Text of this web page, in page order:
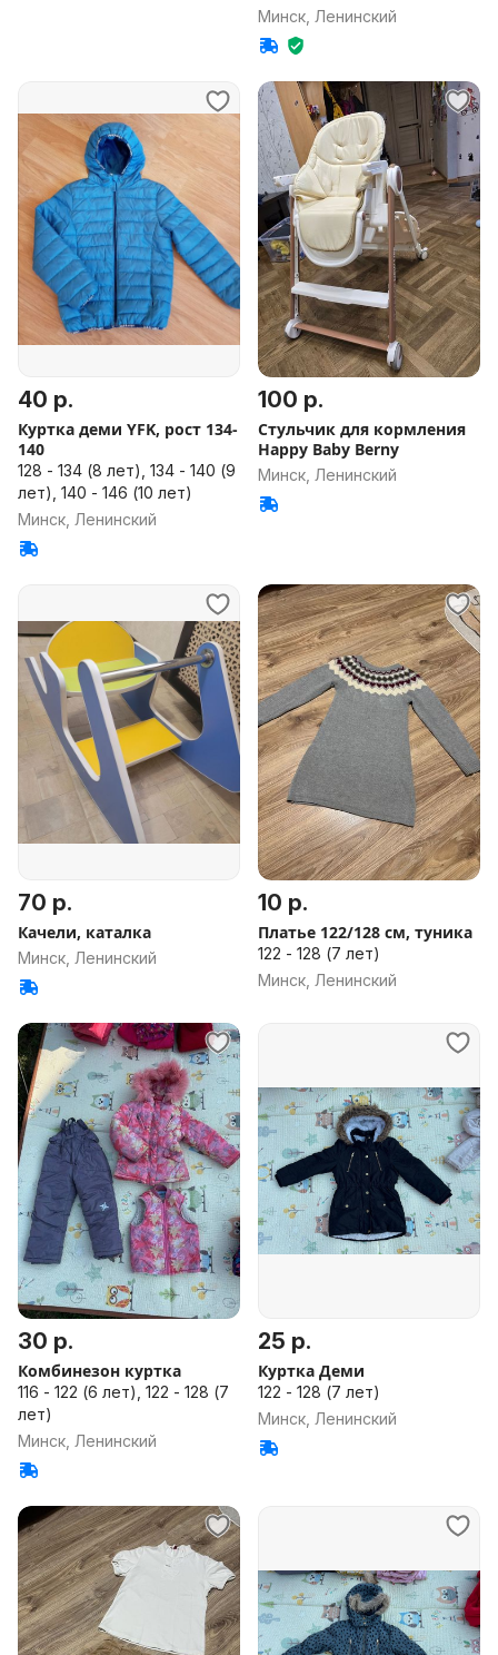
Минск, Ленинский
40 р.
Куртка деми YFK, рост 134-
140
128 - 134 (8 лет), 134 - 140 (9
лет), 140 - 146 (10 лет)
Минск, Ленинский
100 р.
Стульчик для кормления
Happy Baby Berny
Минск, Ленинский
70 р.
Качели, каталка
Минск, Ленинский
10 р.
Платье 122/128 см, туника
122 - 128 (7 лет)
Минск, Ленинский
30 р.
Комбинезон куртка
116 - 122 (6 лет), 122 - 128 (7
лет)
Минск, Ленинский
25 р.
Куртка Деми
122 - 128 (7 лет)
Минск, Ленинский